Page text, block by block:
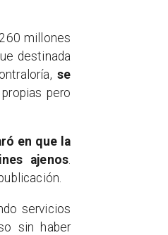
millones
destinada
se
pero
en que la
ajenos.
servicios
sin haber